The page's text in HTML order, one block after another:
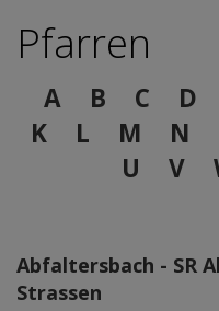
Pfarren
A B C D
K
L M N
U
V
Abfaltersbach - SR
Strassen